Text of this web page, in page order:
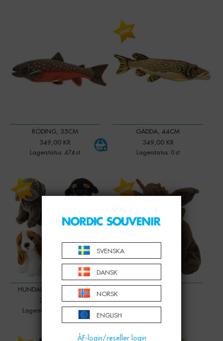
RÖDING, 35CM
349,00 KR
Lagerstatus: 474 st
GÄDDA, 44CM
349,00 KR
Lagerstatus: 0 st
HUNDAR, 15CM, 4 MOD.
249,00 KR
Lagerstatus: Mer än 500
Qty: -
299,00 KR
SVENSKA
DANSK
NORSK
ENGLISH
ÅF-login/reseller login